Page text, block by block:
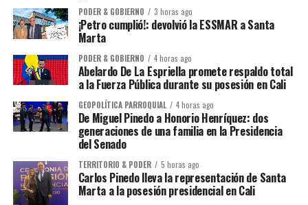
PODER & GOBIERNO 3 horas ago
¡Petro cumplió!: devolvió la ESSMAR a Santa
Marta
PODER & GOBIERNO 4 horas ago
Abelardo De La Espriella promete respaldo total
a la Fuerza Pública durante su posesión en Cali
GEOPOLÍTICA PARROQUIAL 4 horas ago
De Miguel Pinedo a Honorio Henríquez: dos
generaciones de una familia en la Presidencia
del Senado
TERRITORIO & PODER 5 horas ago
Carlos Pinedo lleva la representación de Santa
Marta a la posesión presidencial en Cali